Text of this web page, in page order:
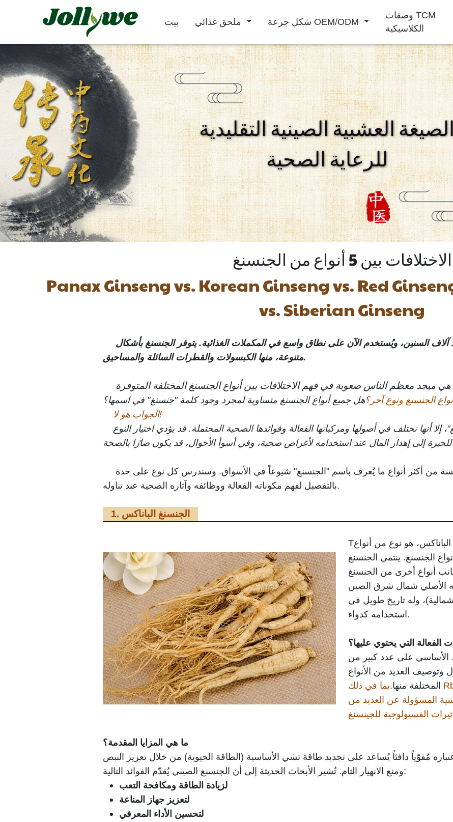
بيت شكل جرعة OEM/ODM
وصفات TCM
الكلاسيكية
تخفيف الإمساك
مكمل غذائي
لإنقاص الوزن
مكملات التجميل تحسين المناعة تعزيز الذكور
المحافظة على
القلب والأوعية
الدموية
حبوب كبسولات مشروب بودرة مشروب سائل
العشبية الصينية التقليدية
للرعاية الصحية
الاختلافات بين 5 أنواع من الجنسنغ
Panax Ginseng vs. Korean Ginseng vs. Red
vs. Siberian Ginseng
آلاف السنين، ويُستخدم الآن على نطاق واسع في المكملات الغذائية. يتوفر الجنسنغ بأشكال
متنوعة، منها الكبسولات والقطرات السائلة والمساحيق.
هي م
الجنسنغ ونوع آخر؟هل جميع أنواع الجنسنغ متساوية لمجرد وجود كلمة "جنسنغ" في اسمها؟
الجواب هو لا!
من أكثر أنواع ما يُعرف باسم "الجنسنغ" شيوعاً في الأسواق. وسندرس كل نوع على حدة
بالتفصيل لفهم مكوناته الفعالة ووظائفه وآثاره الصحية عند تناوله.
1. الجنسنغ الباناكس
Tهو نوع من أنواع
الجنسنغ. ينتمي الجنسنغ
أنواع أخرى من الجنسنغ
الأصلي شمال شرق الصين
وله تاريخ طويل في
استخدامه كدواء.
الفعالة التي يحتوي عليها؟
الأساسي على عدد كبير من
وتوصيف العديد من الأنواع
المختلفة منها.بما في ذلك Rb1 و Rg1 و Re وما إلى ذلك.
المسؤولة عن العديد من
ما هي المزايا المقدمة؟
مُقوّياً دافئاً يُساعد على تجديد طاقة تشي الأساسية (الطاقة الحيوية) من خلال تعزيز النبض
ومنع الانهيار التام. تُشير الأبحاث الحديثة إلى أن الجنسنغ الصيني يُقدّم الفوائد التالية:
لزيادة الطاقة ومكافحة التعب
لتعزيز جهاز المناعة
لتحسين الأداء المعرفي